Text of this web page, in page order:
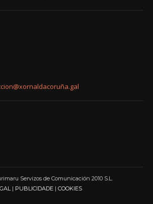
Servizos de Comunicación 2010 S.L.
| PUBLICIDADE | COOKIES